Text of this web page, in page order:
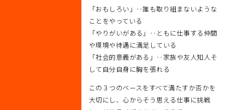
「おもしろい」‥誰も取り組まないような
ことをやっている
「やりがいがある」‥ともに仕事する仲間
や環境や待遇に満足している
「社会的意義がある」‥家族や友人知人そ
して自分自身に胸を張れる
この３つのベースをすべて満たすか否かを
大切にし、心からそう思える仕事に挑戦